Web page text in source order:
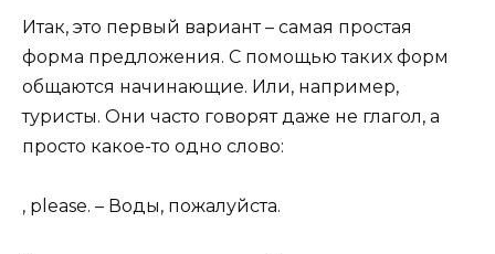
Итак, это первый вариант – самая простая
форма предложения. С помощью таких форм
общаются начинающие. Или, например,
туристы. Они часто говорят даже не глагол, а
просто какое-то одно слово:
, please. – Воды, пожалуйста.